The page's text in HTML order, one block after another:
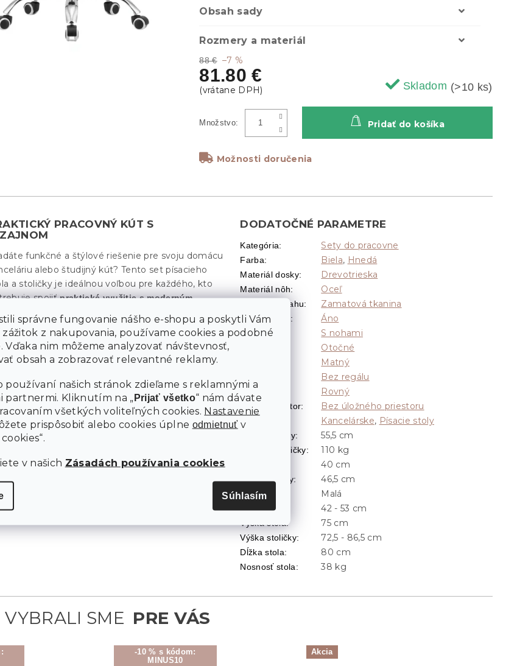
správne fungovanie nášho e-shopu a poskytli Vám
z nakupovania, používame cookies a podobné
Vďaka nim môžeme analyzovať návštevnosť,
obsah a zobrazovať relevantné reklamy.
používaní našich stránok zdieľame s reklamnými a
partnermi. Kliknutím na „Prijať všetko“ nám dávate
všetkých voliteľných cookies. Nastavenie
prispôsobiť alebo cookies úplne odmietnuťv
v našich Zásadách používania cookies
Súhlasím
88 € –7 %
81.80 €
Skladom (>10 ks)
Možnosti doručenia
Pridať do košíka
Obsah sady
Rozmery a materiál
-10 % s kódom:
MINUS10
Akcia
PRACOVNÝ KÚT S
funkčné a štýlové riešenie pre svoju domácu
alebo študijný kút? Tento set písacieho
a stoličky je ideálnou voľbou pre každého, kto
spojiťpraktické využitie s moderným
stola jednoducho vytvoríte pracovné miesto
menších bytoch. Elegantná kombinácia
dekoru a kovovej konštrukcie
pôsobí čisto
komfort aj pri dlhšej práci. Urobte si z práce
potešenie – jednoducho a štýlovo.
DODATOČNÉ PARAMETRE
Kategória: Sety do pracovne
Farba: Biela, Hnedá
Materiál dosky: Drevotrieska
Materiál nôh: Oceľ
Materiál poťahu: Zamatová tkanina
Nastaviteľné : Áno
Nohy: S nohami
Otočné
Matný
Bez regálu
Rovný
Úložný priestor: Bez úložného priestoru
Vzhľad Kancelárske, Písacie stoly
Hĺbka stoličky: 55,5 cm
Nosnosť stoličky: 110 kg
40 cm
Šírka stoličky: 46,5 cm
Veľkosť Malá
Výška sedu 42 - 53 cm
Výška stola: 75 cm
Výška stoličky: 72,5 - 86,5 cm
Dĺžka stola: 80 cm
Nosnosť stola: 38 kg